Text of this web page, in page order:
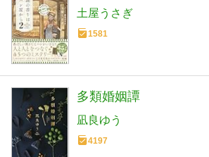
土屋うさぎ
1581
多類婚姻譚
凪良ゆう
4197